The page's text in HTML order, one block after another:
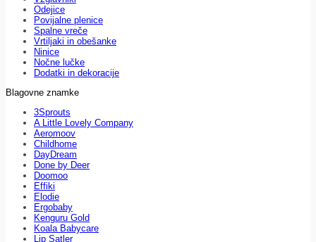
Odejice
Povijalne plenice
Spalne vreče
Vrtiljaki in obešanke
Ninice
Nočne lučke
Dodatki in dekoracije
Blagovne znamke
3Sprouts
A Little Lovely Company
Aeromoov
Childhome
DayDream
Done by Deer
Doomoo
Effiki
Elodie
Ergobaby
Kenguru Gold
Koala Babycare
Lip Satler